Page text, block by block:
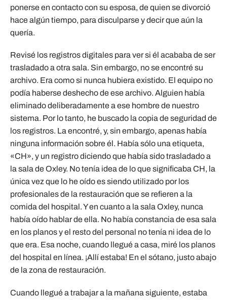
ponerse en contacto con su esposa, de quien se divorció
hace algún tiempo, para disculparse y decir que aún la
quería.
Revisé los registros digitales para ver si él acababa de ser
trasladado a otra sala. Sin embargo, no se encontré su
archivo. Era como si nunca hubiera existido. El equipo no
podía haberse deshecho de ese archivo. Alguien había
eliminado deliberadamente a ese hombre de nuestro
sistema. Por lo tanto, he buscado la copia de seguridad de
los registros. La encontré, y, sin embargo, apenas había
ninguna información sobre él. Había sólo una etiqueta,
«CH», y un registro diciendo que había sido trasladado a
la sala de Oxley. No tenía idea de lo que significaba CH, la
única vez que lo he oído es siendo utilizado por los
profesionales de la restauración que se refieren a la
comida del hospital. Y en cuanto a la sala Oxley, nunca
había oído hablar de ella. No había constancia de esa sala
en los planos y el resto del personal no tenía ni idea de lo
que era. Esa noche, cuando llegué a casa, miré los planos
del hospital en línea. ¡Allí estaba! En el sótano, justo abajo
de la zona de restauración.
Cuando llegué a trabajar a la mañana siguiente, estaba